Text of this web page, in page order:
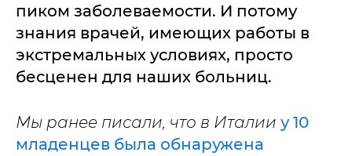
пиком заболеваемости. И потому
знания врачей, имеющих работы в
экстремальных условиях, просто
бесценен для наших больниц.
Мы ранее писали, что в Италии у 10
младенцев была обнаружена